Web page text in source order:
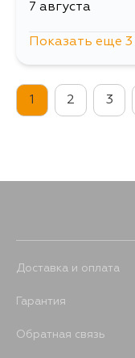
7 августа
12 августа
Показать еще 3
1 2 3
Доставка и оплата
Гарантия
Обратная связь